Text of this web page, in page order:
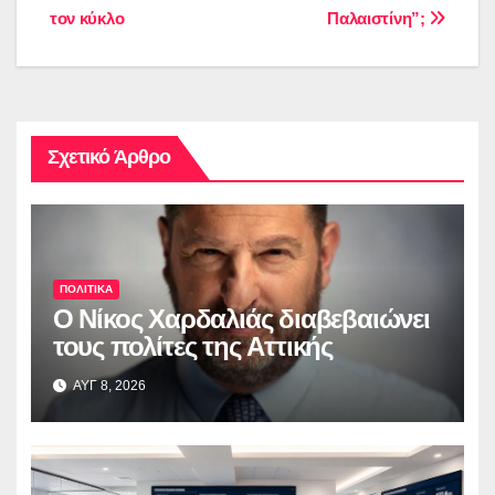
άρθρων Παλαιστίνη”;
τον κύκλο
Σχετικό Άρθρο
ΠΟΛΙΤΙΚΑ
O Νίκος Χαρδαλιάς διαβεβαιώνει
τους πολίτες της Αττικής
ΑΥΓ 8, 2026